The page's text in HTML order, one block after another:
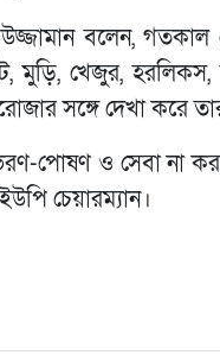
বলেন,
মুড়ি, খেজুর, হরলিকস,
সঙ্গে দেখা করে
পোষণ ও সেবা না
চেয়ারম্যান।